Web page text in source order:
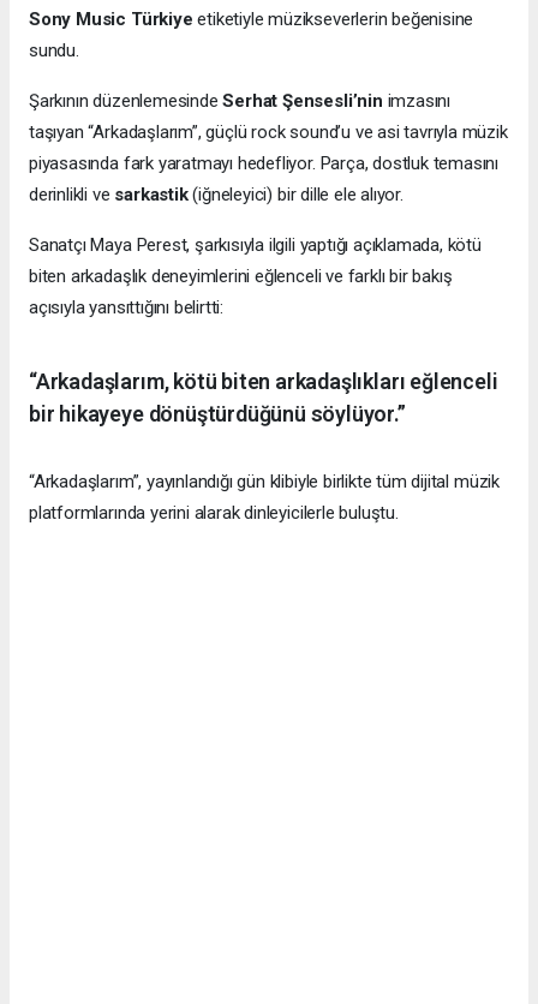
Sony Music Türkiye etiketiyle müzikseverlerin beğenisine
sundu.
Şarkının düzenlemesindeSerhat Şensesli’nin imzasını
taşıyan “Arkadaşlarım”, güçlü rock sound’u ve asi tavrıyla müzik
piyasasında fark yaratmayı hedefliyor. Parça, dostluk temasını
derinlikli ve sarkastik(iğneleyici) bir dille ele alıyor.
Sanatçı Maya Perest, şarkısıyla ilgili yaptığı açıklamada, kötü
biten arkadaşlık deneyimlerini eğlenceli ve farklı bir bakış
açısıyla yansıttığını belirtti:
“Arkadaşlarım, kötü biten arkadaşlıkları eğlenceli
bir hikayeye dönüştürdüğünü söylüyor.”
“Arkadaşlarım”, yayınlandığı gün klibiyle birlikte tüm dijital müzik
platformlarında yerini alarak dinleyicilerle buluştu.